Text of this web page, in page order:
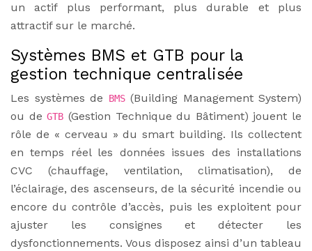
un actif plus performant, plus durable et plus
attractif sur le marché.
Systèmes BMS et GTB pour la
gestion technique centralisée
Les systèmes de BMS(Building Management System)
ou deGTB (Gestion Technique du Bâtiment) jouent le
rôle de « cerveau » du smart building. Ils collectent
en temps réel les données issues des installations
CVC (chauffage, ventilation, climatisation), de
l’éclairage, des ascenseurs, de la sécurité incendie ou
encore du contrôle d’accès, puis les exploitent pour
ajuster les consignes et détecter les
dysfonctionnements. Vous disposez ainsi d’un tableau